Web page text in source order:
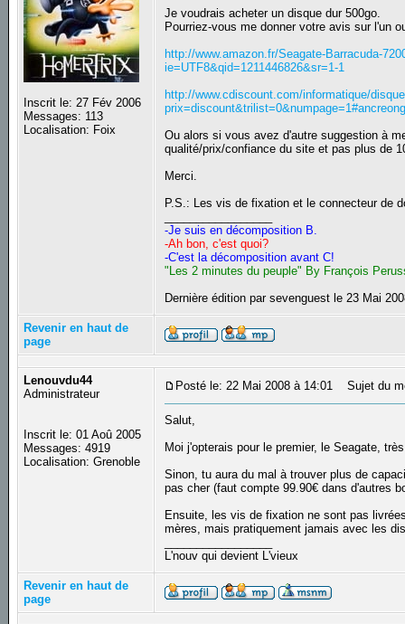
Inscrit le: 27 Fév 2006
Messages: 113
Localisation: Foix
Je voudrais acheter un disque dur 500go.
Pourriez-vous me donner votre avis sur l'un
http://www.amazon.fr/Seagate-Barracuda-
ie=UTF8&qid=1211446826&sr=1-1
http://www.cdiscount.com/informatique/
Ou alors si vous avez d'autre suggestion à
qualité/prix/confiance du site et pas plus de
Merci.
P.S.: Les vis de fixation et le connecteur de
-Je suis en décomposition B.
-Ah bon, c'est quoi?
-C'est la décomposition avant C!
"Les 2 minutes du peuple" By François
Dernière édition par sevenguest le 23 Mai
Revenir en haut de
page
Lenouvdu44
Administrateur
Inscrit le: 01 Aoû 2005
Messages: 4919
Localisation: Grenoble
Posté le: 22 Mai 2008 à 14:01 Sujet du
Salut,
Moi j'opterais pour le premier, le Seagate,
Sinon, tu aura du mal à trouver plus de
pas cher (faut compte 99.90€ dans d'autres
Ensuite, les vis de fixation ne sont pas
mères, mais pratiquement jamais avec les
L'nouv qui devient L'vieux
Revenir en haut de
page